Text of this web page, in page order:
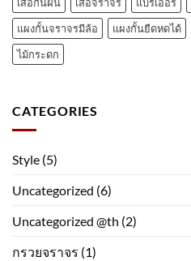
แผงกั้นจราจรมีล้อ
แผงกั้นยืดหดได้
ไม้กระดก
CATEGORIES
Style (5)
Uncategorized (6)
Uncategorized @th (2)
กรวยจราจร (1)